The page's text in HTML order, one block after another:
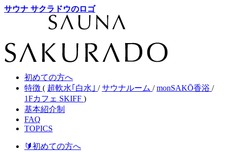
サウナ サクラドウのロゴ
初めての方へ
特徴 ( 超軟水｢白水｣ / サウナルーム / monSAKŌ香浴 /
1Fカフェ SKIFF )
基本紹介制
FAQ
TOPICS
🔰初めての方へ